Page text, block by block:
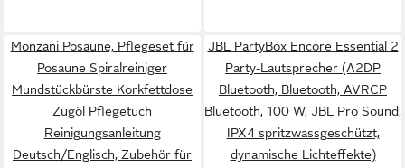
Monzani Posaune, Pflegeset für
Posaune Spiralreiniger
Mundstückbürste Korkfettdose
Zugöl Pflegetuch
Reinigungsanleitung
Deutsch/Englisch, Zubehör für
JBL PartyBox Encore Essential 2
Party-Lautsprecher (A2DP
Bluetooth, Bluetooth, AVRCP
Bluetooth, 100 W, JBL Pro Sound,
IPX4 spritzwassgeschützt,
dynamische Lichteffekte)